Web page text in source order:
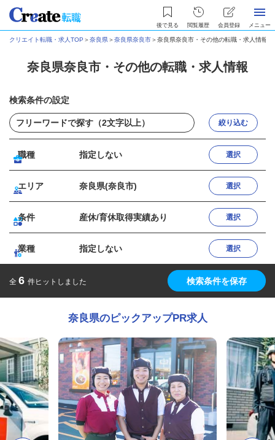
後で見る 閲覧履歴 会員登録 メニュー
クリエイト転職・求人TOP ＞奈良県＞奈良県奈良市＞奈良県奈良市・その他の転職・求人情報
奈良県奈良市・その他の転職・求人情報
検索条件の設定
絞り込む
職種 指定しない 選択
エリア 奈良県(奈良市) 選択
条件 産休/育休取得実績あり 選択
業種 指定しない 選択
全 6 件ヒットしました 検索条件を保存
奈良県のピックアップPR求人